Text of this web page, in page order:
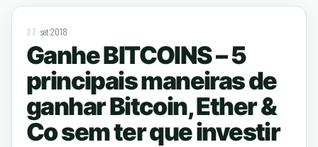
27 set 2018
Ganhe BITCOINS – 5
principais maneiras de
ganhar Bitcoin, Ether &
Co sem ter que investir